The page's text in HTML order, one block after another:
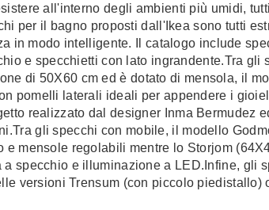
all'interno degli ambienti più umidi,
per il bagno proposti dall'Ikea sono tutti
in modo intelligente. Il catalogo include
e specchietti con lato ingrandente.Tra gli
di 50X60 cm ed è dotato di mensola, il
pomelli laterali ideali per appendere i
realizzato dal designer Inma Bermudez
gli specchi con mobile, il modello
e mensole regolabili mentre lo Storjom
specchio e illuminazione a LED.Infine, gli
versioni Trensum (con piccolo piedistallo)